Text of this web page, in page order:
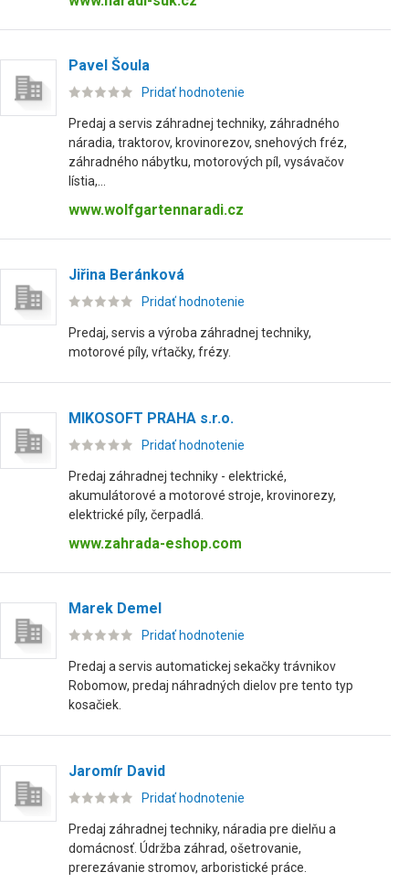
Pavel Šoula
Pridať hodnotenie
Predaj a servis záhradnej techniky, záhradného
náradia, traktorov, krovinorezov, snehových fréz,
záhradného nábytku, motorových píl, vysávačov
lístia,...
www.wolfgartennaradi.cz
Jiřina Beránková
Pridať hodnotenie
Predaj, servis a výroba záhradnej techniky,
motorové píly, vŕtačky, frézy.
MIKOSOFT PRAHA s.r.o.
Pridať hodnotenie
Predaj záhradnej techniky - elektrické,
akumulátorové a motorové stroje, krovinorezy,
elektrické píly, čerpadlá.
www.zahrada-eshop.com
Marek Demel
Pridať hodnotenie
Predaj a servis automatickej sekačky trávnikov
Robomow, predaj náhradných dielov pre tento typ
kosačiek.
Jaromír David
Pridať hodnotenie
Predaj záhradnej techniky, náradia pre dielňu a
domácnosť. Údržba záhrad, ošetrovanie,
prerezávanie stromov, arboristické práce.